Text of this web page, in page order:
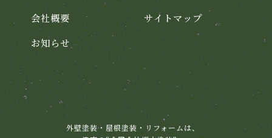
会社概要
お知らせ
サイトマップ
外壁塗装・屋根塗装・リフォームは、